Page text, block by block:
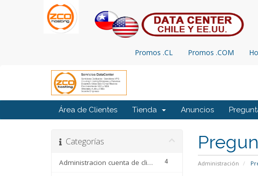
Promos .CL Promos .COM
Área de Clientes Tienda Anuncios
Administración
Categorías
4
Administracion cuenta de cliente